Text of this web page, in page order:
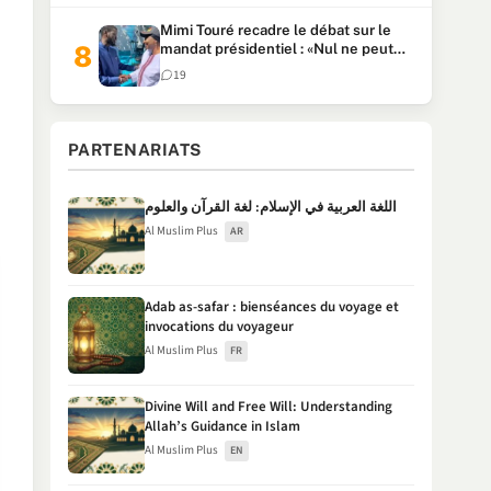
Mimi Touré recadre le débat sur le
mandat présidentiel : «Nul ne peut
faire plus de deux mandats
consécutifs de 5 ans»
19
PARTENARIATS
اللغة العربية في الإسلام: لغة القرآن والعلوم
Al Muslim Plus AR
Adab as-safar : bienséances du voyage et
invocations du voyageur
Al Muslim Plus FR
Divine Will and Free Will: Understanding
Allah’s Guidance in Islam
Al Muslim Plus EN